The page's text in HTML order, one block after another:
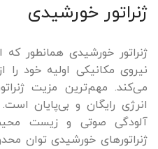
ژنراتور خورشیدی
ژنراتور خورشیدی همانطور
نیروی مکانیکی اولیه خود
می‌کند. مهم‌ترین مزیت
انرژی رایگان و بی‌پایان
آلودگی صوتی و زیست
ژنراتورهای خورشیدی توان